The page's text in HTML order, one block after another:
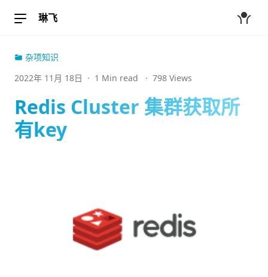
琳飞
杂项知识
2022年 11月 18日 · 1 Min read · 798 Views
Redis Cluster 集群获取所
有key